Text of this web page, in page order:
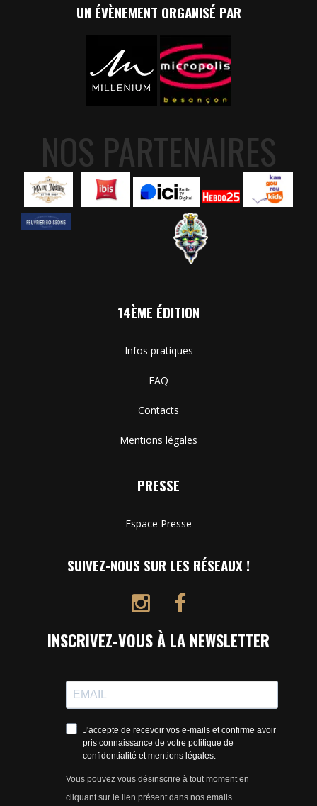
UN ÉVÈNEMENT ORGANISÉ PAR
NOS PARTENAIRES
14ÈME ÉDITION
Infos pratiques
FAQ
Contacts
Mentions légales
PRESSE
Espace Presse
SUIVEZ-NOUS SUR LES RÉSEAUX !
INSCRIVEZ-VOUS À LA NEWSLETTER
J'accepte de recevoir vos e-mails et confirme avoir
pris connaissance de votre politique de
confidentialité et mentions légales.
Vous pouvez vous désinscrire à tout moment en
cliquant sur le lien présent dans nos emails.